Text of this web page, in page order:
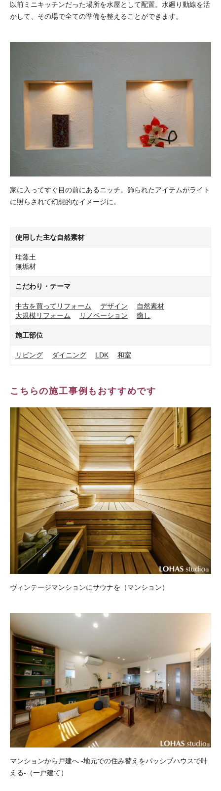
以前ミニキッチンだった場所を水屋として配置。水廻り動線を活
かして、その場で全ての準備を整えることができます。
家に入ってすぐ目の前にあるニッチ。飾られたアイテムがライト
に照らされて幻想的なイメージに。
使用した主な自然素材
珪藻土
無垢材
こだわり・テーマ
中古を買ってリフォーム デザイン
自然素材
大規模リフォーム
リノベーション 癒し
施工部位
リビング ダイニング LDK 和室
こちらの施工事例もおすすめです
ヴィンテージマンションにサウナを（マンション）
マンションから戸建へ -地元での住み替えをパッシブハウスで叶
える-（一戸建て）